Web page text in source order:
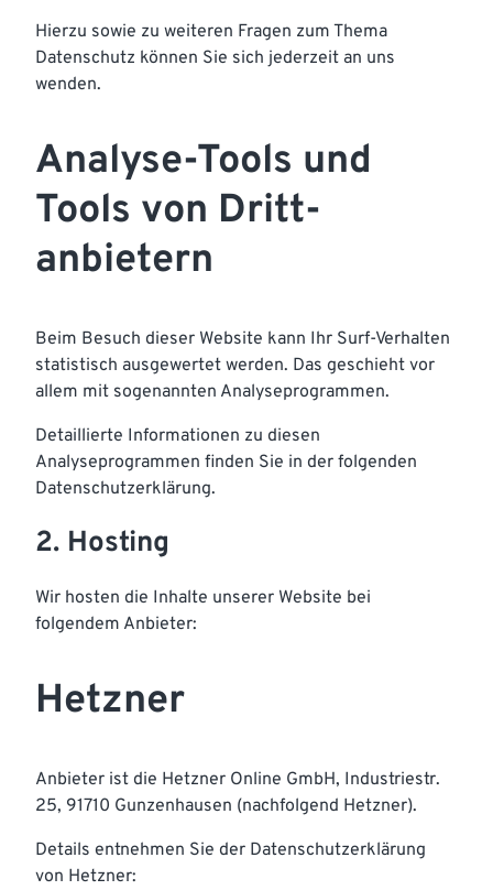
Hierzu sowie zu weiteren Fragen zum Thema
Datenschutz können Sie sich jederzeit an uns
wenden.
Analyse-Tools und
Tools von Dritt­
anbietern
Beim Besuch dieser Website kann Ihr Surf-Verhalten
statistisch ausgewertet werden. Das geschieht vor
allem mit sogenannten Analyseprogrammen.
Detaillierte Informationen zu diesen
Analyseprogrammen finden Sie in der folgenden
Datenschutzerklärung.
2. Hosting
Wir hosten die Inhalte unserer Website bei
folgendem Anbieter:
Hetzner
Anbieter ist die Hetzner Online GmbH, Industriestr.
25, 91710 Gunzenhausen (nachfolgend Hetzner).
Details entnehmen Sie der Datenschutzerklärung
von Hetzner: